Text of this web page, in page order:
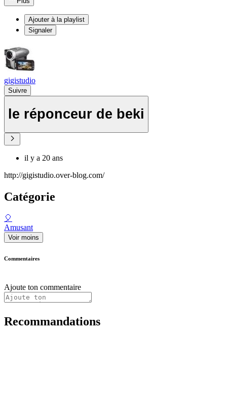
Ajouter à la playlist
Signaler
gigistudio
Suivre
le réponceur de beki
il y a 20 ans
http://gigistudio.over-blog.com/
Catégorie
🎈
Amusant
Voir moins
Commentaires
Ajoute ton commentaire
Recommandations